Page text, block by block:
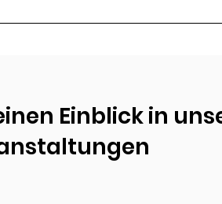
Einblick in